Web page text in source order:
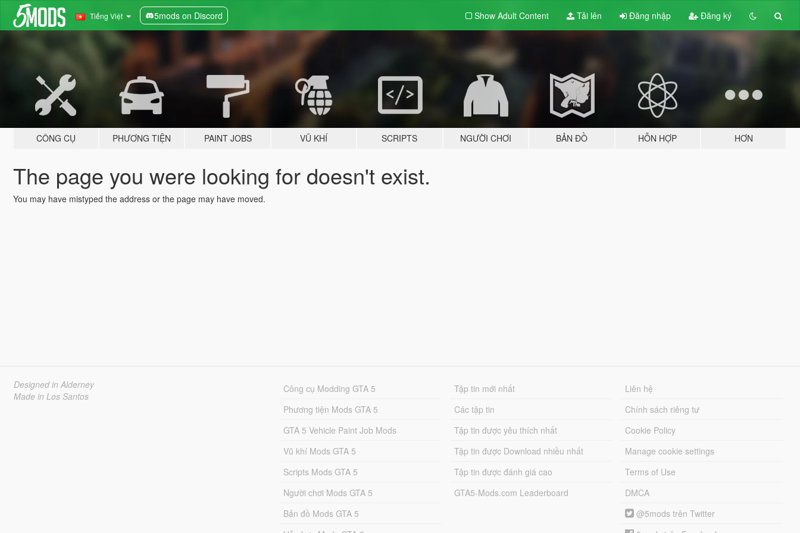
Tiếng Việt 5mods on Discord Show Adult Content Tải lên Đăng nhập Đăng ký
CÔNG CỤ PHƯƠNG TIỆN PAINT JOBS VŨ KHÍ SCRIPTS NGƯỜI CHƠI BẢN ĐỒ HỖN HỢP HƠN
The page you were looking for doesn't exist.
You may have mistyped the address or the page may have moved.
Designed in Alderney
Made in Los Santos
Công cụ Modding GTA 5
Phương tiện Mods GTA 5
GTA 5 Vehicle Paint Job Mods
Vũ khí Mods GTA 5
Scripts Mods GTA 5
Người chơi Mods GTA 5
Bản đồ Mods GTA 5
Tập tin mới nhất
Các tập tin
Tập tin được yêu thích nhất
Tập tin được Download nhiều nhất
Tập tin được đánh giá cao
GTA5-Mods.com Leaderboard
Liên hệ
Chính sách riêng tư
Cookie Policy
Manage cookie settings
Terms of Use
DMCA
@5mods trên Twitter